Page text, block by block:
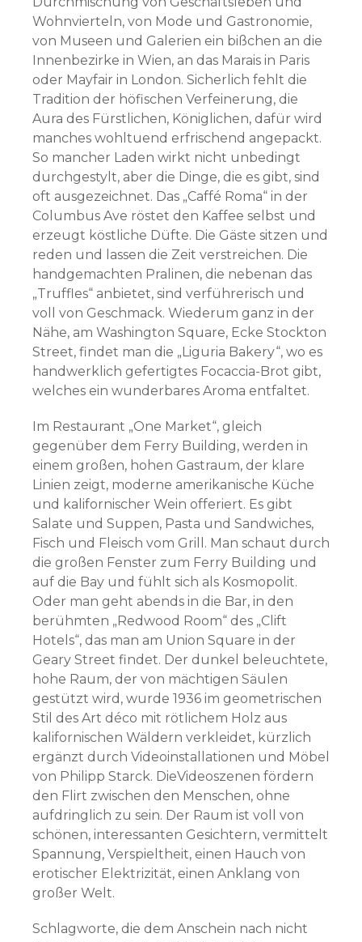
Wohnvierteln, von Mode und Gastronomie,
von Museen und Galerien ein bißchen an die
Innenbezirke in Wien, an das Marais in Paris
oder Mayfair in London. Sicherlich fehlt die
Tradition der höfischen Verfeinerung, die
Aura des Fürstlichen, Königlichen, dafür wird
manches wohltuend erfrischend angepackt.
So mancher Laden wirkt nicht unbedingt
durchgestylt, aber die Dinge, die es gibt, sind
oft ausgezeichnet. Das „Caffé Roma“ in der
Columbus Ave röstet den Kaffee selbst und
erzeugt köstliche Düfte. Die Gäste sitzen und
reden und lassen die Zeit verstreichen. Die
handgemachten Pralinen, die nebenan das
„Truffles“ anbietet, sind verführerisch und
voll von Geschmack. Wiederum ganz in der
Nähe, am Washington Square, Ecke Stockton
Street, findet man die „Liguria Bakery“, wo es
handwerklich gefertigtes Focaccia-Brot gibt,
welches ein wunderbares Aroma entfaltet.
Im Restaurant „One Market“, gleich
gegenüber dem Ferry Building, werden in
einem großen, hohen Gastraum, der klare
Linien zeigt, moderne amerikanische Küche
und kalifornischer Wein offeriert. Es gibt
Salate und Suppen, Pasta und Sandwiches,
Fisch und Fleisch vom Grill. Man schaut durch
die großen Fenster zum Ferry Building und
auf die Bay und fühlt sich als Kosmopolit.
Oder man geht abends in die Bar, in den
berühmten „Redwood Room“ des „Clift
Hotels“, das man am Union Square in der
Geary Street findet. Der dunkel beleuchtete,
hohe Raum, der von mächtigen Säulen
gestützt wird, wurde 1936 im geometrischen
Stil des Art déco mit rötlichem Holz aus
kalifornischen Wäldern verkleidet, kürzlich
ergänzt durch Videoinstallationen und Möbel
von Philipp Starck. DieVideoszenen fördern
den Flirt zwischen den Menschen, ohne
aufdringlich zu sein. Der Raum ist voll von
schönen, interessanten Gesichtern, vermittelt
Spannung, Verspieltheit, einen Hauch von
erotischer Elektrizität, einen Anklang von
großer Welt.
Schlagworte, die dem Anschein nach nicht